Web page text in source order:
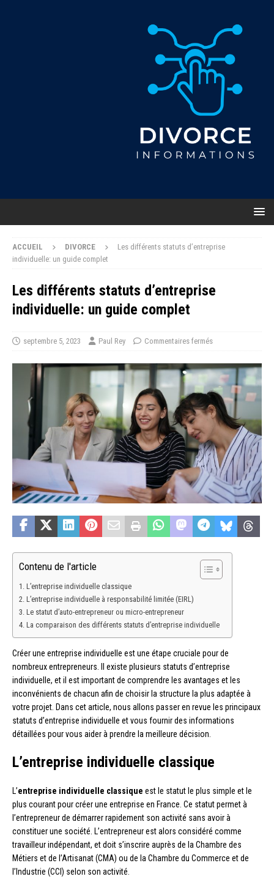
ACCUEIL DIVORCE
Les différents statuts d’entreprise
individuelle: un guide complet
Les différents statuts d’entreprise
individuelle: un guide complet
septembre 5, 2023 Paul Rey Commentaires fermés
Contenu de l'article
L’entreprise individuelle classique
L’entreprise individuelle à responsabilité limitée (EIRL)
Le statut d’auto-entrepreneur ou micro-entrepreneur
La comparaison des différents statuts d’entreprise individuelle
Créer une entreprise individuelle est une étape cruciale pour de
nombreux entrepreneurs. Il existe plusieurs statuts d’entreprise
individuelle, et il est important de comprendre les avantages et les
inconvénients de chacun afin de choisir la structure la plus adaptée à
votre projet. Dans cet article, nous allons passer en revue les principaux
statuts d’entreprise individuelle et vous fournir des informations
détaillées pour vous aider à prendre la meilleure décision.
L’entreprise individuelle classique
L’entreprise individuelle classique est le statut le plus simple et le
plus courant pour créer une entreprise en France. Ce statut permet à
l’entrepreneur de démarrer rapidement son activité sans avoir à
constituer une société. L’entrepreneur est alors considéré comme
travailleur indépendant, et doit s’inscrire auprès de la Chambre des
Métiers et de l’Artisanat (CMA) ou de la Chambre du Commerce et de
l’Industrie (CCI) selon son activité.